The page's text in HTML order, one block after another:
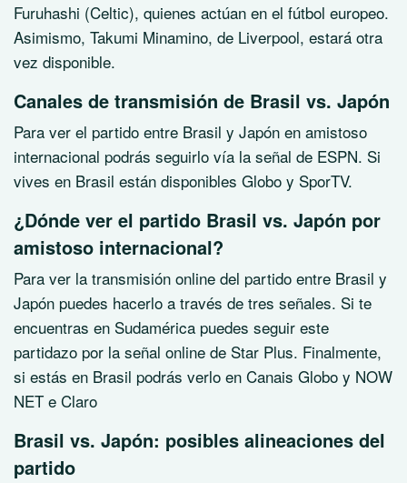
Furuhashi (Celtic), quienes actúan en el fútbol europeo.
Asimismo, Takumi Minamino, de Liverpool, estará otra
vez disponible.
Canales de transmisión de Brasil vs. Japón
Para ver el partido entre Brasil y Japón en amistoso
internacional podrás seguirlo vía la señal de ESPN. Si
vives en Brasil están disponibles Globo y SporTV.
¿Dónde ver el partido Brasil vs. Japón por
amistoso internacional?
Para ver la transmisión online del partido entre Brasil y
Japón puedes hacerlo a través de tres señales. Si te
encuentras en Sudamérica puedes seguir este
partidazo por la señal online de Star Plus. Finalmente,
si estás en Brasil podrás verlo en Canais Globo y NOW
NET e Claro
Brasil vs. Japón: posibles alineaciones del
partido